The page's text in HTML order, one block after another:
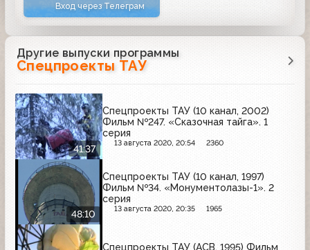
Вход через Телеграм
Другие выпуски программы
Спецпроекты ТАУ
41:37
Спецпроекты ТАУ (10 канал, 2002)
Фильм №247. «Сказочная тайга». 1
серия
13 августа 2020, 20:54 2360
48:10
Спецпроекты ТАУ (10 канал, 1997)
Фильм №34. «Монументолазы-1». 2
серия
13 августа 2020, 20:35 1965
Спецпроекты ТАУ (АСВ, 1995) Фильм